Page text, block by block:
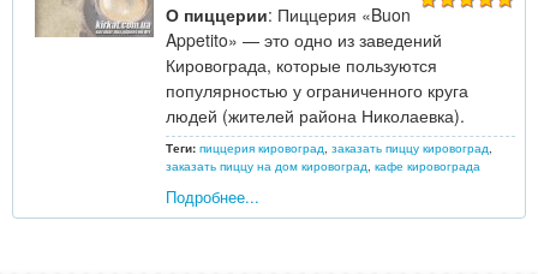
О пиццерии: Пиццерия «Buon
Appetito» — это одно из заведений
Кировограда, которые пользуются
популярностью у ограниченного круга
людей (жителей района Николаевка).
Теги: пиццерия кировоград заказать пиццу кировоград
заказать пиццу на дом кировоград кафе кировограда
Подробнее...